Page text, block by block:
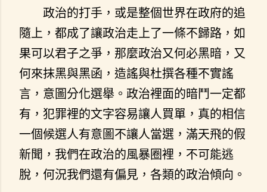
政治的打手，或是整個世界在政府的追
隨上，都成了讓政治走上了一條不歸路，如
果可以君子之爭，那麼政治又何必黑暗，又
何來抹黑與黑函，造謠與杜撰各種不實謠
言，意圖分化選舉。政治裡面的暗鬥一定都
有，犯罪裡的文字容易讓人買單，真的相信
一個候選人有意圖不讓人當選，滿天飛的假
新聞，我們在政治的風暴圈裡，不可能逃
脫，何況我們還有偏見，各類的政治傾向。